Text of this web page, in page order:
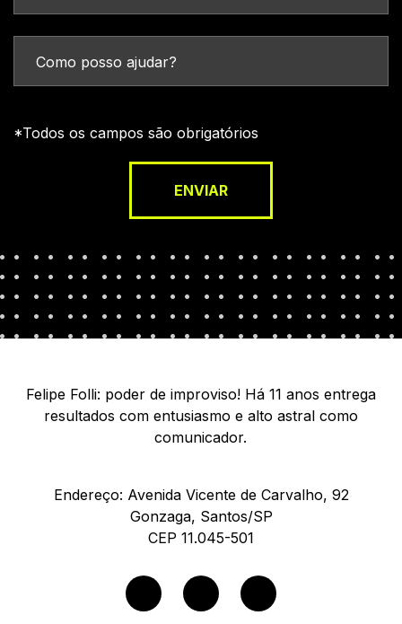
*Todos os campos são obrigatórios
ENVIAR
Felipe Folli: poder de improviso! Há 11 anos entrega
resultados com entusiasmo e alto astral como
comunicador.
Endereço: Avenida Vicente de Carvalho, 92
Gonzaga, Santos/SP
CEP 11.045-501